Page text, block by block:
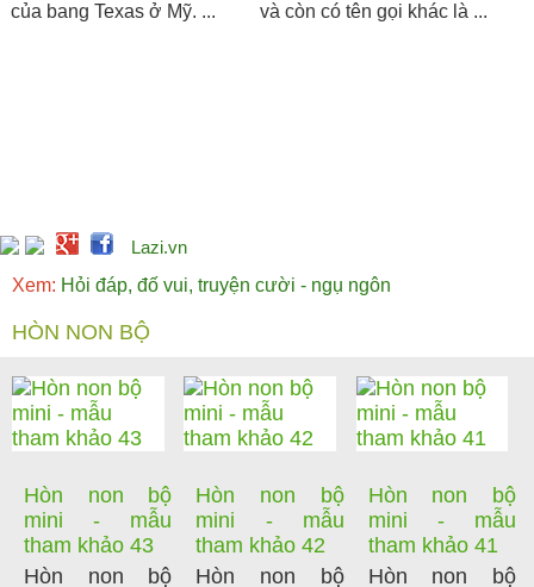
của bang Texas ở Mỹ. ...
và còn có tên gọi khác là ...
Lazi.vn
Xem: Hỏi đáp, đố vui, truyện cười - ngụ ngôn
HÒN NON BỘ
Hòn non bộ
mini - mẫu
tham khảo 43
Hòn non bộ
Hòn non bộ
mini - mẫu
tham khảo 42
Hòn non bộ
Hòn non bộ
mini - mẫu
tham khảo 41
Hòn non bộ